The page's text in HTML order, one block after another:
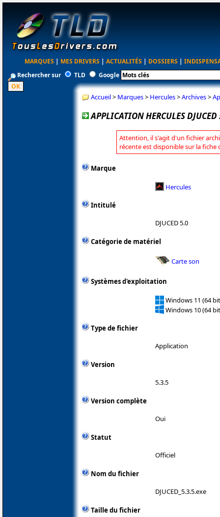
MARQUES | MES DRIVERS | ACTUALITÉS | DOSSIERS |
Rechercher sur
TLD Google
Accueil> Marques> Hercules>Archives>
APPLICATION HERCULES
Attention, il s'agit d'un fichier
récente est disponible sur la fiche
Marque
Hercules
Intitulé
DJUCED 5.0
Catégorie de matériel
Carte son
Systèmes d'exploitation
Windows 11 (64
Windows 10 (64
Type de fichier
Application
Version
5.3.5
Version complète
Oui
Statut
Officiel
Nom du fichier
DJUCED_5.3.5.exe
Taille du fichier